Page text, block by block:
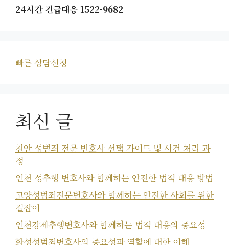
24시간 긴급대응 1522-9682
빠른 상담신청
최신 글
천안 성범죄 전문 변호사 선택 가이드 및 사건 처리 과
정
인천 성추행 변호사와 함께하는 안전한 법적 대응 방법
고양성범죄전문변호사와 함께하는 안전한 사회를 위한
길잡이
인천강제추행변호사와 함께하는 법적 대응의 중요성
화성성범죄변호사의 중요성과 역할에 대한 이해